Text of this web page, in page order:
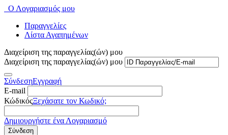
Ο Λογαριασμός μου
Παραγγελίες
Λίστα Αγαπημένων
Διαχείριση της παραγγελίας(ών) μου
Διαχείριση της παραγγελίας(ών) μου
ΣύνδεσηΕγγραφή
E-mail
ΚώδικόςΞεχάσατε τον Κωδικό;
Δημιουργήστε ένα Λογαριασμό
Σύνδεση